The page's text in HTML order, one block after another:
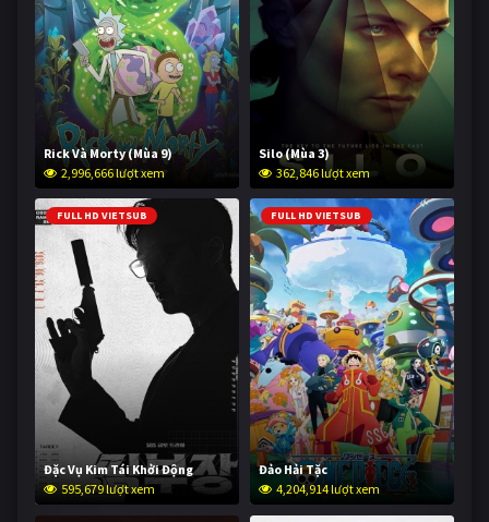
Rick Và Morty (Mùa 9)
2,996,666 lượt xem
Silo (Mùa 3)
362,846 lượt xem
FULL HD VIETSUB
Đặc Vụ Kim Tái Khởi Động
595,679 lượt xem
FULL HD VIETSUB
Đảo Hải Tặc
4,204,914 lượt xem